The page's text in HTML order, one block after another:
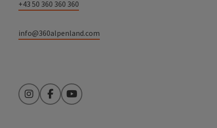
+43 50 360 360 360
info@360alpenland.com
InstagramFacebookYouTube